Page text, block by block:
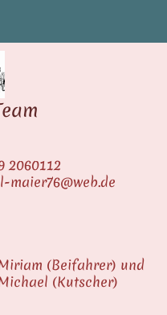
2060112
(Beifahrer) und
(Kutscher)